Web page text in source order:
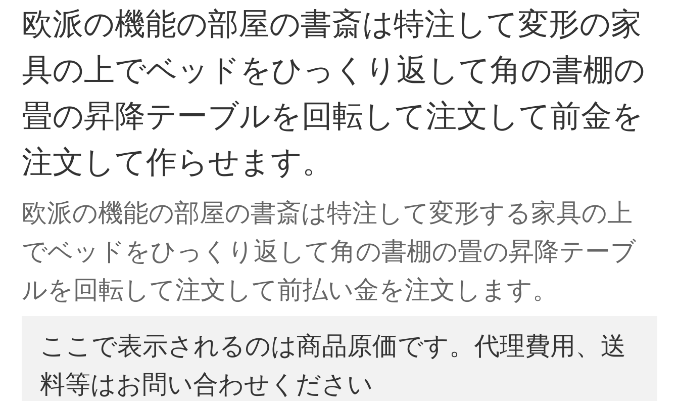
欧派の機能の部屋の書斎は特注して変形の家
具の上でベッドをひっくり返して角の書棚の
畳の昇降テーブルを回転して注文して前金を
注文して作らせます。
欧派の機能の部屋の書斎は特注して変形する家具の上
でベッドをひっくり返して角の書棚の畳の昇降テーブ
ルを回転して注文して前払い金を注文します。
ここで表示されるのは商品原価です。代理費用、送
料等はお問い合わせください